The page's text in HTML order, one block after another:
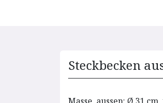
Steckbecken